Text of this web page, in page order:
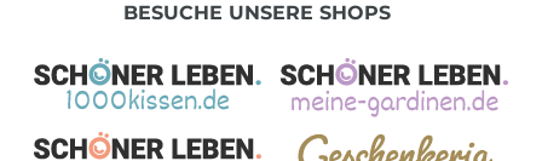
BESUCHE UNSERE SHOPS